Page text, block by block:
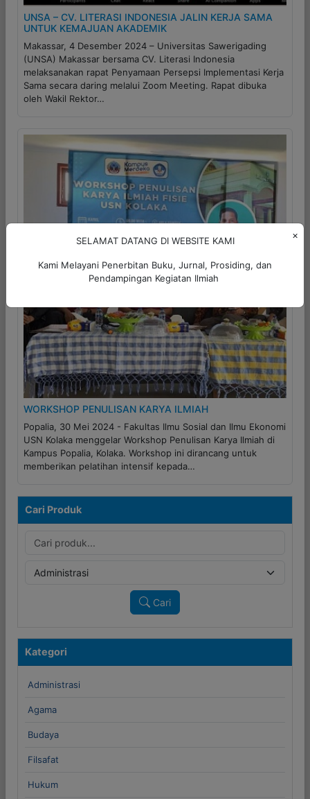
UNSA – CV. LITERASI INDONESIA JALIN KERJA SAMA
UNTUK KEMAJUAN AKADEMIK
Makassar, 4 Desember 2024 – Universitas Sawerigading
(UNSA) Makassar bersama CV. Literasi Indonesia
melaksanakan rapat Penyamaan Persepsi Implementasi Kerja
Sama secara daring melalui Zoom Meeting. Rapat dibuka
oleh Wakil Rektor…
WORKSHOP PENULISAN KARYA ILMIAH
Popalia, 30 Mei 2024 - Fakultas Ilmu Sosial dan Ilmu Ekonomi
USN Kolaka menggelar Workshop Penulisan Karya Ilmiah di
Kampus Popalia, Kolaka. Workshop ini dirancang untuk
memberikan pelatihan intensif kepada…
Cari Produk
Cari
Kategori
Administrasi
Agama
Budaya
Filsafat
Hukum
×
SELAMAT DATANG DI WEBSITE KAMI
Kami Melayani Penerbitan Buku, Jurnal, Prosiding, dan
Pendampingan Kegiatan Ilmiah